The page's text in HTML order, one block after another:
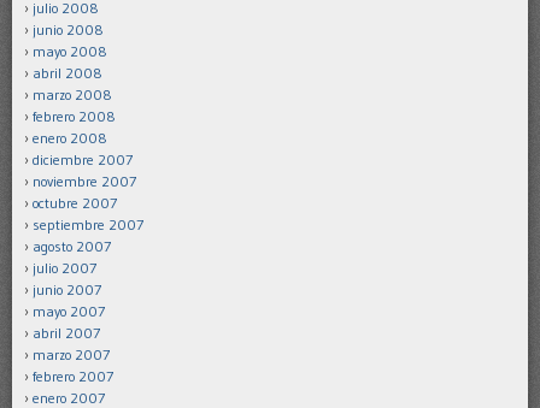
julio 2008
junio 2008
mayo 2008
abril 2008
marzo 2008
febrero 2008
enero 2008
diciembre 2007
noviembre 2007
octubre 2007
septiembre 2007
agosto 2007
julio 2007
junio 2007
mayo 2007
abril 2007
marzo 2007
febrero 2007
enero 2007